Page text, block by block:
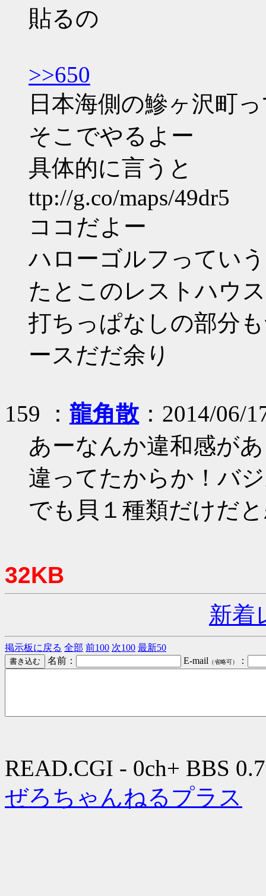
貼るの
>>650
日本海側の鰺ヶ沢町
そこでやるよー
具体的に言うと
ttp://g.co/maps/49dr5
ココだよー
ハローゴルフってい
たとこのレストハウス
打ちっぱなしの部分
ースだだ余り
159 ： 龍角散 ：2014/06/
あーなんか違和感が
違ってたからか！バ
でも貝１種類だけだ
32KB
新着
掲示板に戻る 全部 前100 次100 最新50
名前：
E-mail （省略可） ：
READ.CGI - 0ch+ BBS
ぜろちゃんねるプラス